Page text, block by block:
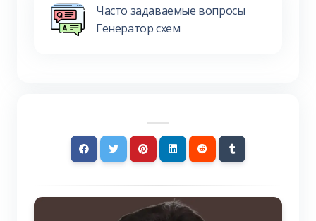
Часто задаваемые вопросы
Генератор схем